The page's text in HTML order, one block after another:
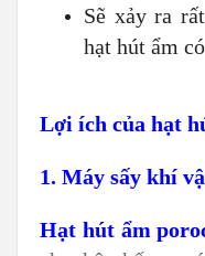
Sẽ xảy ra
hạt hút ẩm
Lợi ích của hạt
1. Máy sấy khí
Hạt hút ẩm